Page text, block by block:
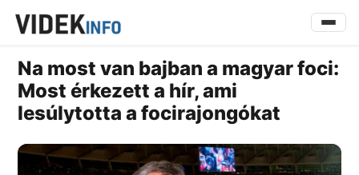
Na most van bajban a magyar foci:
Most érkezett a hír, ami
lesúlytotta a focirajongókat